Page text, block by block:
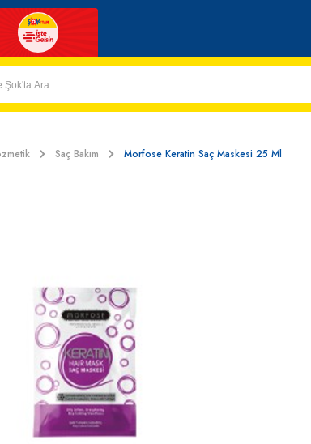
Saç Bakım Morfose Keratin Saç Maskesi 25 Ml